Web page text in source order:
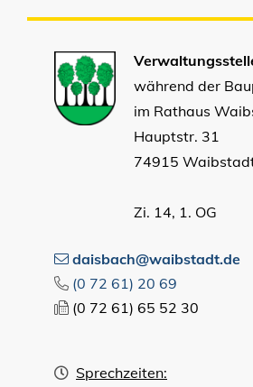
während der
im Rathaus
Hauptstr. 31
74915
Zi. 14, 1. OG
daisbach@waibstadt.de
(0 72 61) 20 69
(0 72 61) 65 52 30
Sprechzeiten: